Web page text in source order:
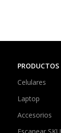
PRODUCTOS
Celulares
Laptop
Accesorios